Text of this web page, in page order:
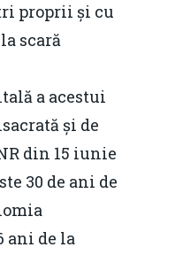
proprii și cu
scară
a acestui
și de
din 15 iunie
30 de ani de
ani de la